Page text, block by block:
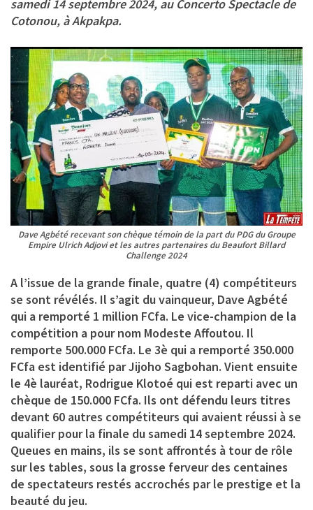
samedi 14 septembre 2024, au Concerto Spectacle de
Cotonou, à Akpakpa.
Dave Agbété recevant son chèque témoin de la part du PDG du Groupe
Empire Ulrich Adjovi et les autres partenaires du Beaufort Billard
Challenge 2024
A l’issue de la grande finale, quatre (4) compétiteurs
se sont révélés. Il s’agit du vainqueur, Dave Agbété
qui a remporté 1 million FCfa. Le vice-champion de la
compétition a pour nom Modeste Affoutou. Il
remporte 500.000 FCfa. Le 3è qui a remporté 350.000
FCfa est identifié parJijoho Sagbohan. Vient ensuite
le 4è lauréat, Rodrigue Klotoé qui est reparti avec un
chèque de 150.000 FCfa. Ils ont défendu leurs titres
devant 60 autres compétiteurs qui avaient réussi à se
qualifier pour la finale du samedi 14 septembre 2024.
Queues en mains, ils se sont affrontés à tour de rôle
sur les tables, sous la grosse ferveur des centaines
de spectateurs restés accrochés par le prestige et la
beauté du jeu.